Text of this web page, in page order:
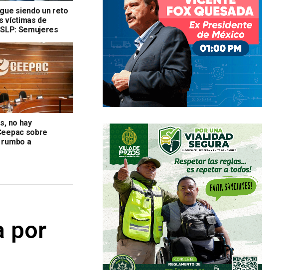
siendo un reto
víctimas de
Semujeres
no hay
sobre
a
por